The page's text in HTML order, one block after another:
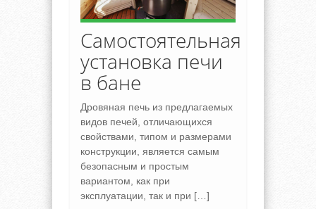
Самостоятельная
установка печи
в бане
Дровяная печь из предлагаемых
видов печей, отличающихся
свойствами, типом и размерами
конструкции, является самым
безопасным и простым
вариантом, как при
эксплуатации, так и при […]